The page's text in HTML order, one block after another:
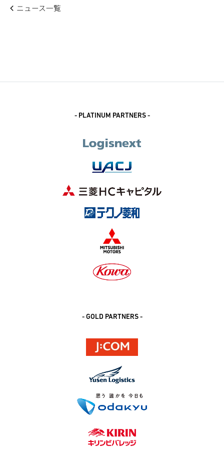
ニュース一覧
- PLATINUM PARTNERS -
- GOLD PARTNERS -